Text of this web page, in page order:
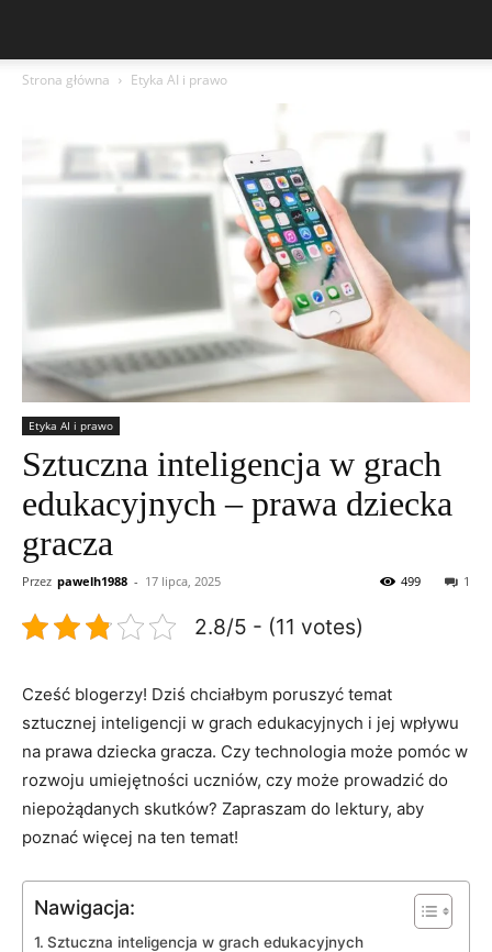
Strona główna Etyka AI i prawo
Etyka AI i prawo
Sztuczna inteligencja w grach
edukacyjnych – prawa dziecka
gracza
Przez pawelh1988 - 17 lipca, 2025 1
499
2.8/5 - (11 votes)
Cześć blogerzy! Dziś chciałbym⁢ poruszyć⁣ temat
sztucznej inteligencji w grach edukacyjnych i jej ⁤wpływu
na ​prawa ⁣dziecka gracza. Czy technologia‍ może pomóc w
rozwoju⁤ umiejętności uczniów, czy ‍może prowadzić do
niepożądanych skutków? Zapraszam do‌ lektury,⁢ aby
poznać więcej ‍na ten temat!
Nawigacja:
Sztuczna inteligencja w grach edukacyjnych